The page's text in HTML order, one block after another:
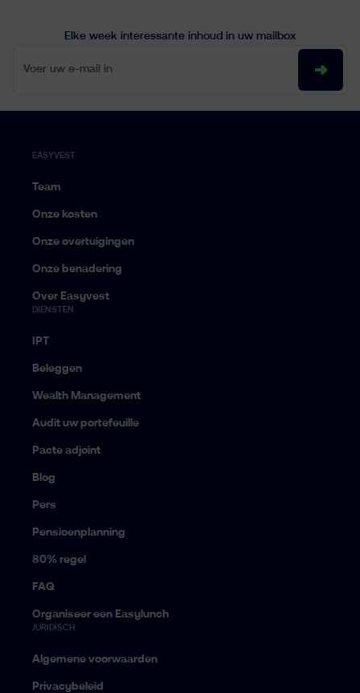
Elke week interessante inhoud in uw mailbox
EASYVEST
Team
Onze kosten
Onze overtuigingen
Onze benadering
Over Easyvest
DIENSTEN
IPT
Beleggen
Wealth Management
Audit uw portefeuille
Pacte adjoint
Blog
Pers
Pensioenplanning
80% regel
FAQ
Organiseer een Easylunch
JURIDISCH
Algemene voorwaarden
Privacybeleid